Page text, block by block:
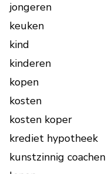
jongeren
keuken
kind
kinderen
kopen
kosten
kosten koper
krediet hypotheek
kunstzinnig coachen